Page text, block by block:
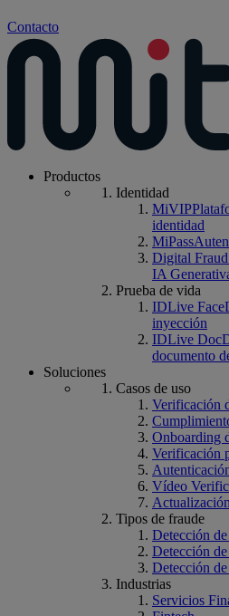
Contacto
Productos
Identidad
MiVIP
identidad
MiPass
Digital
IA
Prueba de vida
IDLive Face
inyección
IDLive Doc
documento
Soluciones
Casos de uso
Verificación
Onboarding
Verificación
Vídeo
Tipos de fraude
Detección
Detección
Detección
Industrias
Servicios